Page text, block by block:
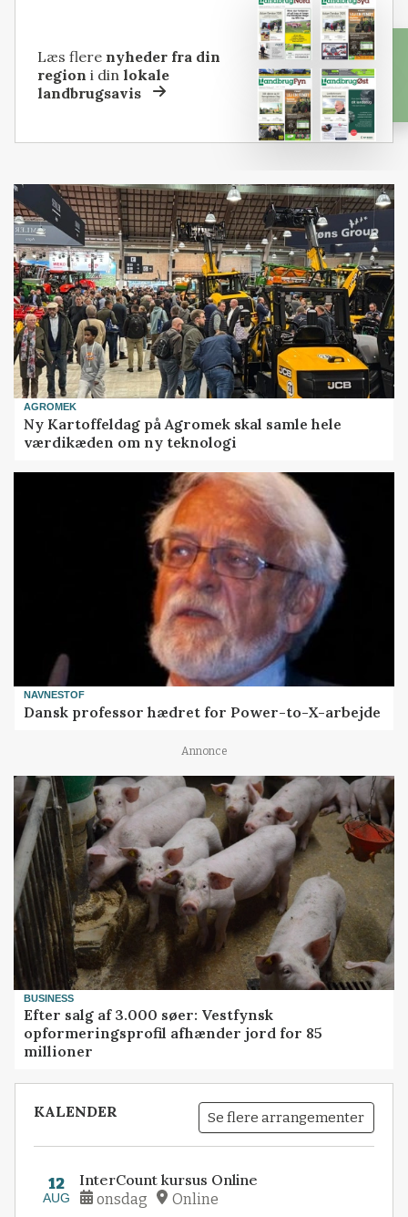
Læs flere nyheder fra din
region i dinlokale
landbrugsavis
AGROMEK
Ny Kartoffeldag på Agromek skal samle hele
værdikæden om ny teknologi
NAVNESTOF
Dansk professor hædret for Power-to-X-arbejde
Annonce
BUSINESS
Efter salg af 3.000 søer: Vestfynsk
opformeringsprofil afhænder jord for 85
millioner
KALENDER Se flere arrangementer
12
AUG
InterCount kursus Online
onsdag Online